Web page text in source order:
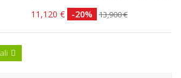
11,120 € -20% 13,900 €